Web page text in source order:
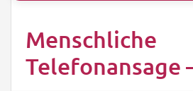
Menschliche
Telefonansage